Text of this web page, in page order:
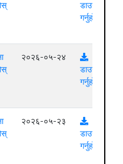
डाउनलोड
गर्नुहोस्
२०२६-०५-२४
डाउनलोड
गर्नुहोस्
२०२६-०५-२३
डाउनलोड
गर्नुहोस्